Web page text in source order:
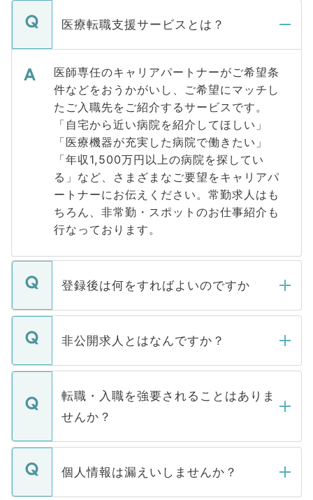
医療転職支援サービスとは？
医師専任のキャリアパートナーがご希望条
件などをおうかがいし、ご希望にマッチし
たご入職先をご紹介するサービスです。
「自宅から近い病院を紹介してほしい」
「医療機器が充実した病院で働きたい」
「年収1,500万円以上の病院を探してい
る」など、さまざまなご要望をキャリアパ
ートナーにお伝えください。常勤求人はも
ちろん、非常勤・スポットのお仕事紹介も
行なっております。
登録後は何をすればよいのですか
ご登録いただきましたら、弊社担当者がご
登録内容を確認し、その後メールもしくは
ます。通常、5営業日以内にはご連絡をせて
いただきますので、しばらくお待ちくださ
非公開求人とはなんですか？
マイナビDOCTORで取り扱っている求人の
うち約3割は、Webサイトからご覧いただ
けない「非公開求人」です。非公開求人は
下記の理由によって、一般には公開してい
ません。
■応募殺到を避けるため 人気のある医療機
転職・入職を強要されることはありま
せんか？
転職・入職を強要することは一切ありませ
ん。また、仮に応募先から内定をいただい
個人情報は漏えいしませんか？